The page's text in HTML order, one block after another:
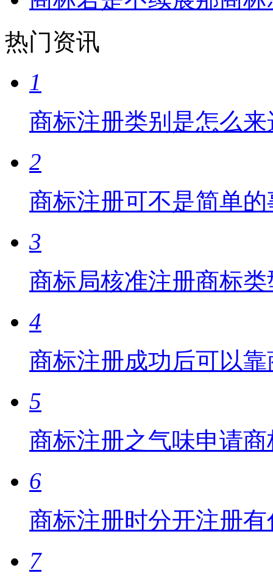
热门资讯
1
商标注册类别是怎么
2
商标注册可不是简单
3
商标局核准注册商标
4
商标注册成功后可以
5
商标注册之气味申请商
6
商标注册时分开注册
7